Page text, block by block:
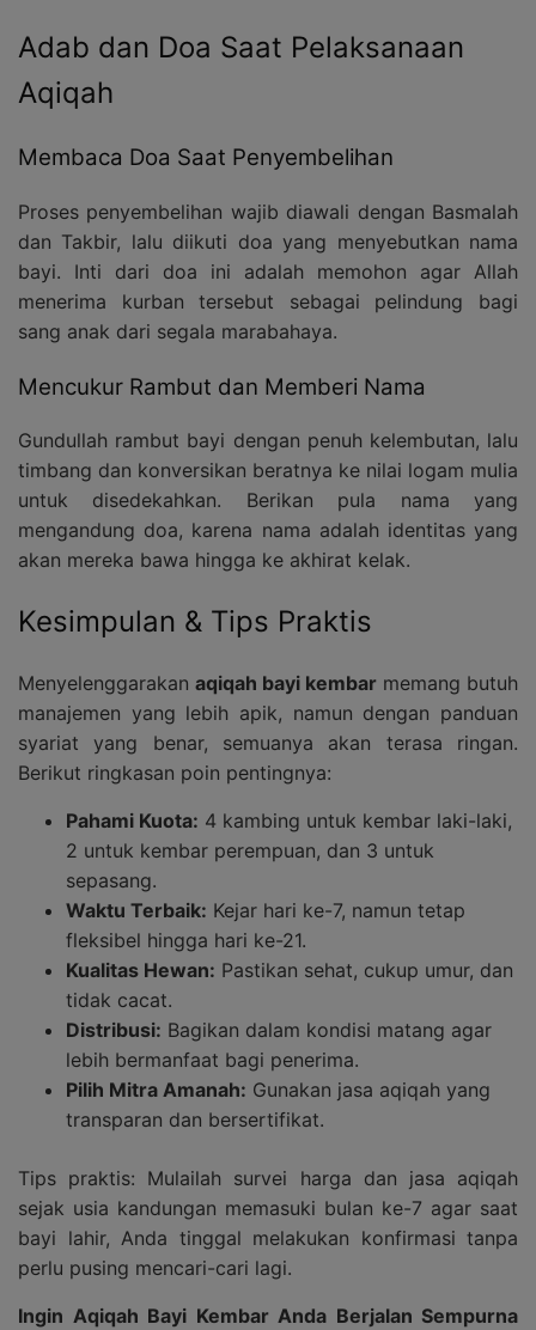
Adab dan Doa Saat Pelaksanaan
Aqiqah
Membaca Doa Saat Penyembelihan
Proses penyembelihan wajib diawali dengan Basmalah
dan Takbir, lalu diikuti doa yang menyebutkan nama
bayi. Inti dari doa ini adalah memohon agar Allah
menerima kurban tersebut sebagai pelindung bagi
sang anak dari segala marabahaya.
Mencukur Rambut dan Memberi Nama
Gundullah rambut bayi dengan penuh kelembutan, lalu
timbang dan konversikan beratnya ke nilai logam mulia
untuk disedekahkan. Berikan pula nama yang
mengandung doa, karena nama adalah identitas yang
akan mereka bawa hingga ke akhirat kelak.
Kesimpulan & Tips Praktis
Menyelenggarakan aqiqah bayi kembar memang butuh
manajemen yang lebih apik, namun dengan panduan
syariat yang benar, semuanya akan terasa ringan.
Berikut ringkasan poin pentingnya:
Pahami Kuota: 4 kambing untuk kembar laki-laki,
2 untuk kembar perempuan, dan 3 untuk
sepasang.
Waktu Terbaik: Kejar hari ke-7, namun tetap
fleksibel hingga hari ke-21.
Kualitas Hewan: Pastikan sehat, cukup umur, dan
tidak cacat.
Distribusi: Bagikan dalam kondisi matang agar
lebih bermanfaat bagi penerima.
Pilih Mitra Amanah: Gunakan jasa aqiqah yang
transparan dan bersertifikat.
Tips praktis: Mulailah survei harga dan jasa aqiqah
sejak usia kandungan memasuki bulan ke-7 agar saat
bayi lahir, Anda tinggal melakukan konfirmasi tanpa
perlu pusing mencari-cari lagi.
Ingin Aqiqah Bayi Kembar Anda Berjalan Sempurna